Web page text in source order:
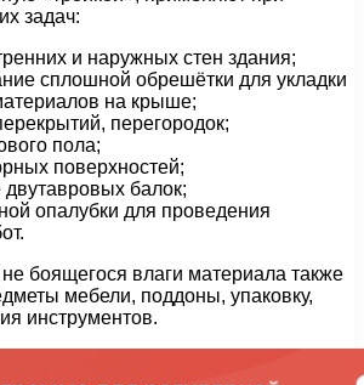
задач:
и наружных стен здания;
сплошной обрешётки для укладки
на крыше;
перегородок;
пола;
поверхностей;
двутавровых балок;
опалубки для проведения
не боящегося влаги материала также
мебели, поддоны, упаковку,
инструментов.